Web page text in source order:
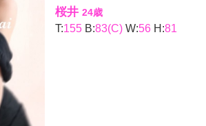
桜井 24歳
T:155 B:83(C) W:56 H:81